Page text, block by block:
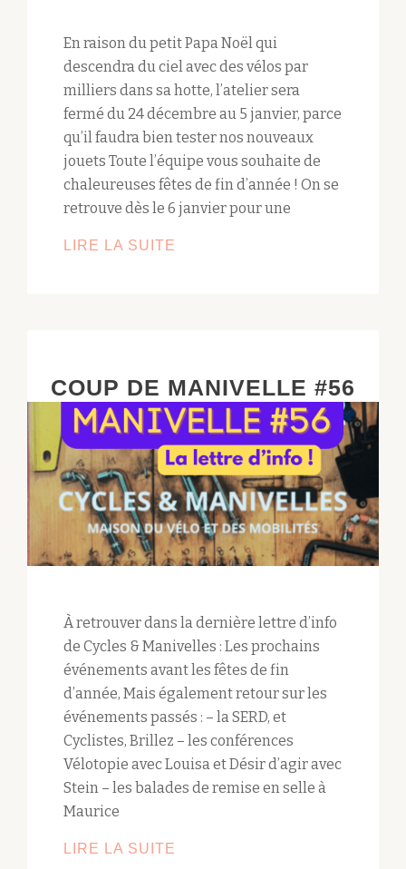
En raison du petit Papa Noël qui
descendra du ciel avec des vélos par
milliers dans sa hotte, l’atelier sera
fermé du 24 décembre au 5 janvier, parce
qu’il faudra bien tester nos nouveaux
jouets Toute l’équipe vous souhaite de
chaleureuses fêtes de fin d’année ! On se
retrouve dès le 6 janvier pour une
LIRE LA SUITE
COUP DE MANIVELLE #56
À retrouver dans la dernière lettre d’info
de Cycles & Manivelles : Les prochains
événements avant les fêtes de fin
d’année, Mais également retour sur les
événements passés : – la SERD, et
Cyclistes, Brillez – les conférences
Vélotopie avec Louisa et Désir d’agir avec
Stein – les balades de remise en selle à
Maurice
LIRE LA SUITE